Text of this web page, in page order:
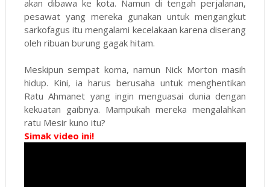
akan dibawa ke kota. Namun di tengah perjalanan,
pesawat yang mereka gunakan untuk mengangkut
sarkofagus itu mengalami kecelakaan karena diserang
oleh ribuan burung gagak hitam.
Meskipun sempat koma, namun Nick Morton masih
hidup. Kini, ia harus berusaha untuk menghentikan
Ratu Ahmanet yang ingin menguasai dunia dengan
kekuatan gaibnya. Mampukah mereka mengalahkan
ratu Mesir kuno itu?
Simak video ini!